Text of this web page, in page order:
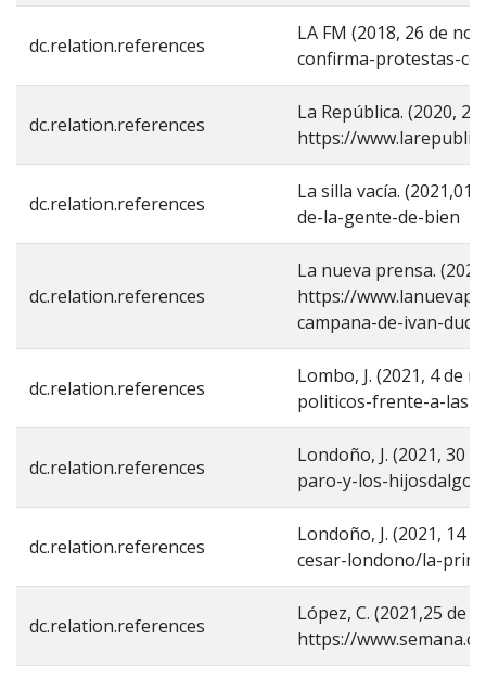
dc.relation.references
LA FM (2018, 26 de
confirma-protestas-
dc.relation.references
La República. (2020,
https://
dc.relation.references
La silla vacía.
de-la-gente-de-bien
dc.relation.references
La nueva prensa.
https://
campana-de-ivan-
dc.relation.references
Lombo, J. (2021, 4 de
politicos-frente-a-las-
dc.relation.references
Londoño, J. (2021, 30
paro-y-los-hijosdalgo-
dc.relation.references
Londoño, J. (2021, 14
cesar-londono/la-
dc.relation.references
López, C. (2021,25 de
https://